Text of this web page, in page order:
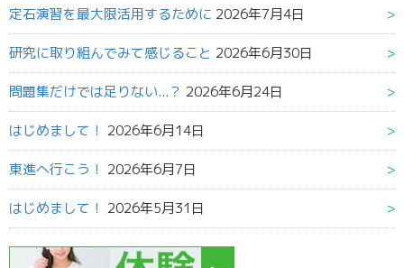
定石演習を最大限活用するために 2026年7月4日
研究に取り組んでみて感じること 2026年6月30日
問題集だけでは足りない...？ 2026年6月24日
はじめまして！ 2026年6月14日
東進へ行こう！ 2026年6月7日
はじめまして！ 2026年5月31日